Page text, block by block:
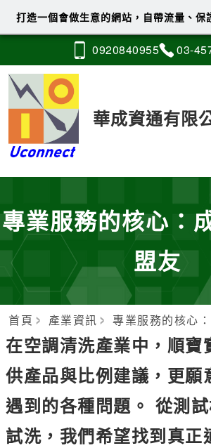
0920840955 03-45
華成資通有限
專業服務的核心：
盟友
首頁 產業資訊 專業服務的核心
在空調清洗產業中，順寶
供產品與比例建議，更願
遇到的各種問題。 從測
試洗，我們希望找到真正
打造一個會做生意的網站，自帶流量、保